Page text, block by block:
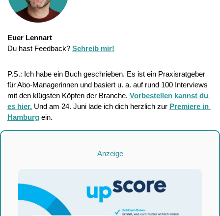
Euer Lennart
Du hast Feedback? Schreib mir!
P.S.: Ich habe ein Buch geschrieben. Es ist ein Praxisratgeber
für Abo-Managerinnen und basiert u. a. auf rund 100 Interviews
mit den klügsten Köpfen der Branche. Vorbestellen kannst du
es hier. Und am 24. Juni lade ich dich herzlich zur Premiere in
Hamburg ein.
Anzeige